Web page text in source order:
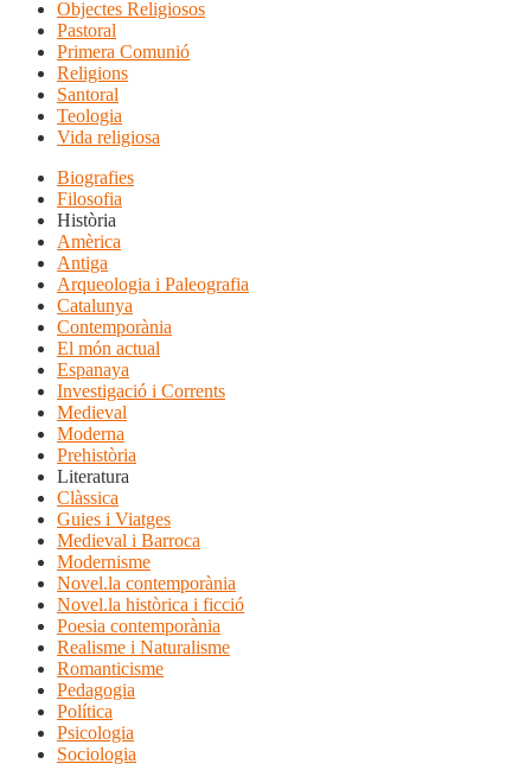
Objectes Religiosos
Pastoral
Primera Comunió
Religions
Santoral
Teologia
Vida religiosa
Biografies
Filosofia
Història
Amèrica
Antiga
Arqueologia i Paleografia
Catalunya
Contemporània
El món actual
Espanaya
Investigació i Corrents
Medieval
Moderna
Prehistòria
Literatura
Clàssica
Guies i Viatges
Medieval i Barroca
Modernisme
Novel.la contemporània
Novel.la històrica i ficció
Poesia contemporània
Realisme i Naturalisme
Romanticisme
Pedagogia
Política
Psicologia
Sociologia